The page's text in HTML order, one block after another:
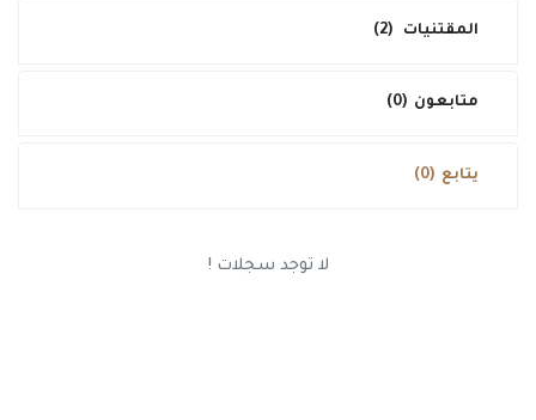
تواصل معنا
USD ($)
المقتنيات (2)
متابعون (0)
يتابع (0)
لا توجد سجلات !